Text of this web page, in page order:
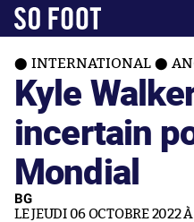
INTERNATIONAL
Kyle
incertain
Mondial
BG
LE JEUDI 06 OCTOBRE 2022 À